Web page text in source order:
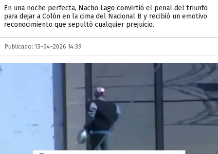
En una noche perfecta, Nacho Lago convirtió el penal del triunfo
para dejar a Colón en la cima del Nacional B y recibió un emotivo
reconocimiento que sepultó cualquier prejuicio.
Publicado: 13-04-2026 14:39